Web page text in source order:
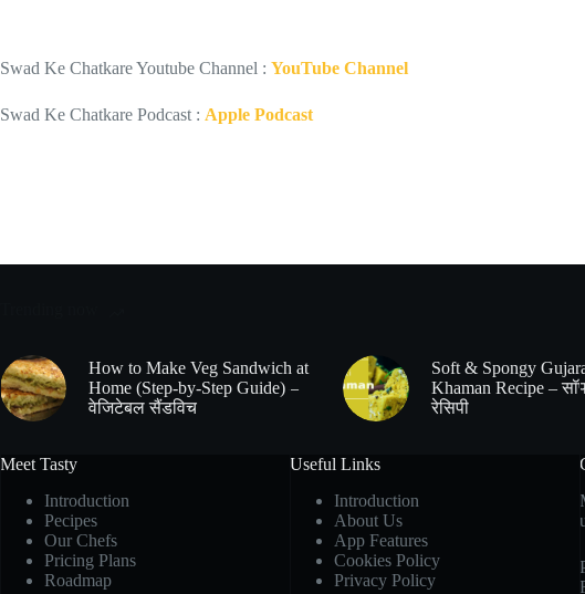
Swad Ke Chatkare Youtube Channel : YouTube Channel
Swad Ke Chatkare Podcast : Apple Podcast
How to Make Veg Sandwich at
Home (Step-by-Step Guide) –
वेजिटेबल सैंडविच
Soft & Spongy
Khaman Recipe –
रेसिपी
Meet Tasty
Introduction
Pecipes
Our Chefs
Pricing Plans
Roadmap
Useful Links
Introduction
About Us
App Features
Cookies Policy
Privacy Policy